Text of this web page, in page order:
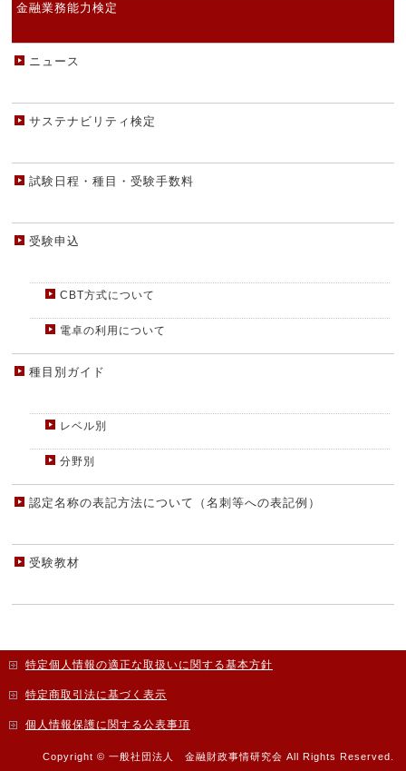
金融業務能力検定
ニュース
サステナビリティ検定
試験日程・種目・受験手数料
受験申込
CBT方式について
電卓の利用について
種目別ガイド
レベル別
分野別
認定名称の表記方法について（名刺等への表記例）
受験教材
特定個人情報の適正な取扱いに関する基本方針
特定商取引法に基づく表示
個人情報保護に関する公表事項
Copyright © 一般社団法人 金融財政事情研究会 All Rights Reserved.